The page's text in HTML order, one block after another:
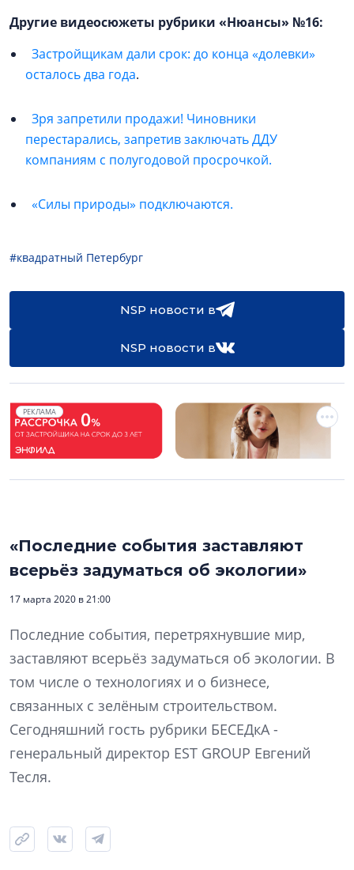
Другие видеосюжеты рубрики «Нюансы» №16:
Застройщикам дали срок: до конца «долевки»
осталось два года.
Зря запретили продажи! Чиновники
перестарались, запретив заключать ДДУ
компаниям с полугодовой просрочкой.
«Силы природы» подключаются.
#квадратный Петербург
NSP новости в
NSP новости в
РЕКЛАМА
«Последние события заставляют
всерьёз задуматься об экологии»
17 марта 2020 в 21:00
Последние события, перетряхнувшие мир,
заставляют всерьёз задуматься об экологии. В
том числе о технологиях и о бизнесе,
связанных с зелёным строительством.
Сегодняшний гость рубрики БЕСЕДкА -
генеральный директор EST GROUP Евгений
Тесля.